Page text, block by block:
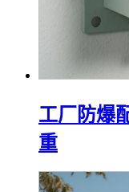
工厂防爆
重